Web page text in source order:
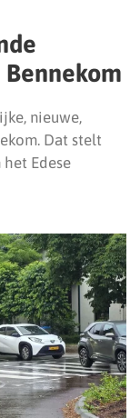
nieuwe,
Dat stelt
Edese